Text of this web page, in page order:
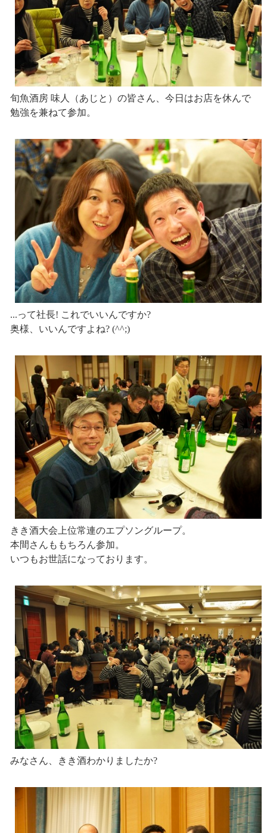
旬魚酒房 味人（あじと）の皆さん、今日はお店を休んで
勉強を兼ねて参加。
...って社長! これでいいんですか?
奥様、いいんですよね? (^^;)
きき酒大会上位常連のエプソングループ。
本間さんももちろん参加。
いつもお世話になっております。
みなさん、きき酒わかりましたか?